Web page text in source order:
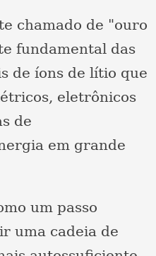
chamado de "ouro
fundamental das
de íons de lítio que
eletrônicos
de
em grande
um passo
uma cadeia de